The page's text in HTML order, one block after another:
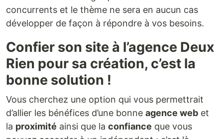
concurrents et le thème ne sera en aucun cas
développer de façon à répondre à vos besoins.
Confier son site à l’agence Deux
Rien pour sa création, c’est la
bonne solution !
Vous cherchez une option qui vous permettrait
d’allier les bénéfices d’une bonne agence web et
la proximité ainsi que la confiance que vous